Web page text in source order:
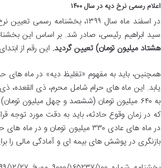
اعلام رسمی نرخ دیه در سال ۱۴۰۰
سید ابراهیم رئیسی، صادر شد. بر اساس این
هشتاد میلیون تومان) تعیین گردید. این رقم از ابتدای فروردین ماه ۱۴۰۰ لازم
همچنین، باید به مفهوم «تغلیظ دیه» در ماه های
یابد. این ماه های حرام شامل محرم، ذی القعده،
به ۶۴۰ میلیون تومان (ششصد و چهل میلیون
بازنگری در پوشش های بیمه ای و آمادگی مالی را